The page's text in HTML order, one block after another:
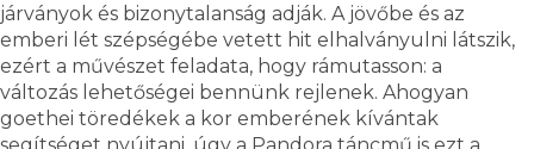
járványok és bizonytalanság adják. A jövőbe és az
emberi lét szépségébe vetett hit elhalványulni látszik,
ezért a művészet feladata, hogy rámutasson: a
változás lehetőségei bennünk rejlenek. Ahogyan
goethei töredékek a kor emberének kívántak
segítséget nyújtani, úgy a Pandora táncmű is ezt a